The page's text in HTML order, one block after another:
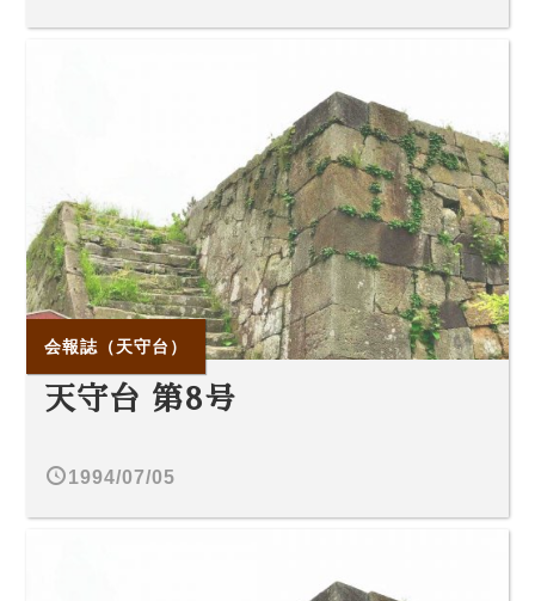
会報誌（天守台）
天守台 第8号
1994/07/05